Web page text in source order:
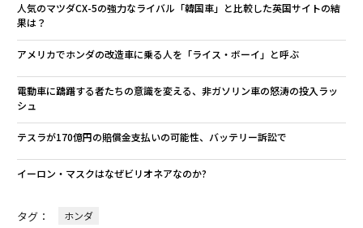
人気のマツダCX-5の強力なライバル「韓国車」と比較した英国サイトの結
果は？
アメリカでホンダの改造車に乗る人を「ライス・ボーイ」と呼ぶ
電動車に躊躇する者たちの意識を変える、非ガソリン車の怒涛の投入ラッ
シュ
テスラが170億円の賠償金支払いの可能性、バッテリー訴訟で
イーロン・マスクはなぜビリオネアなのか?
タグ： ホンダ